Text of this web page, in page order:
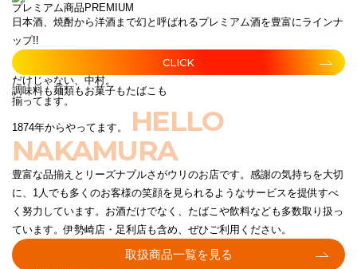
プレミアム商品 PREMIUM
日本酒、焼酎から洋酒まで幻と呼ばれるプレミアム酒を豊富にラインナ
ップ!!
CLICK
だけじゃない、中村。
調味料も麺類もお菓子もたばこも
揃ってます。
1874年からやってます。
HELLO
NAKAMURA
豊富な品揃えとリーズナブルさがウリのお店です。感謝の気持ちを大切
に、1人でも多くのお客様の笑顔を見られるようなサービスを提供すべ
く努力しています。お酒だけでなく、たばこや飲料なども多数取り扱っ
ています。伊勢崎店・足利店も含め、ぜひご利用ください。
取扱商品一覧を見る